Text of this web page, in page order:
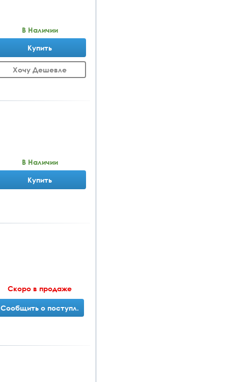
В Наличии
Купить
Хочу Дешевле
В Наличии
Купить
Скоро в продаже
Сообщить о поступл.